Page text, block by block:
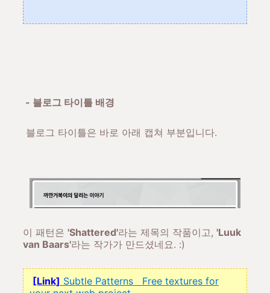
- 블로그 타이틀 배경
블로그 타이틀은 바로 아래 캡쳐 부분입니다.
이 패턴은 'Shattered'라는 제목의 작품이고, 'Luuk
van Baars'라는 작가가 만드셨네요. :)
[Link] Subtle Patterns Free textures for